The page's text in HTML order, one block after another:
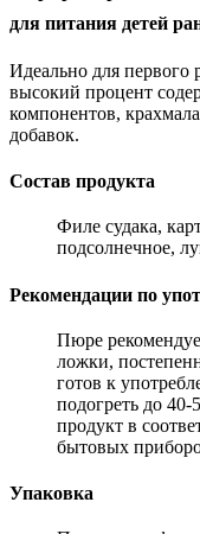
для питания детей
Идеально для первого
высокий процент
компонентов,
добавок.
Состав продукта
Филе судака,
подсолнечное,
Рекомендации по
Пюре
ложки,
готов к
подогреть до 40-
продукт в
бытовых
Упаковка